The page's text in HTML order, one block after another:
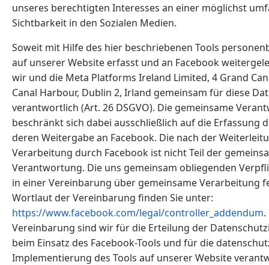
unseres berechtigten Interesses an einer möglichst
Sichtbarkeit in den Sozialen Medien.
Soweit mit Hilfe des hier beschriebenen Tools
auf unserer Website erfasst und an Facebook
wir und die Meta Platforms Ireland Limited, 4 Grand
Canal Harbour, Dublin 2, Irland gemeinsam für diese
verantwortlich (Art. 26 DSGVO). Die gemeinsame
beschränkt sich dabei ausschließlich auf die Erfassung
deren Weitergabe an Facebook. Die nach der
Verarbeitung durch Facebook ist nicht Teil der
Verantwortung. Die uns gemeinsam obliegenden
in einer Vereinbarung über gemeinsame Verarbeitung
Wortlaut der Vereinbarung finden Sie unter:
https://www.facebook.com/legal/controller_addendum
Vereinbarung sind wir für die Erteilung der
beim Einsatz des Facebook-Tools und für die
Implementierung des Tools auf unserer Website